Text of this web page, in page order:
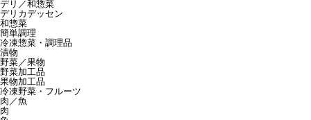
デリ／和惣菜
デリカデッセン
和惣菜
簡単調理
冷凍惣菜・調理品
漬物
野菜／果物
野菜加工品
果物加工品
冷凍野菜・フルーツ
肉／魚
肉